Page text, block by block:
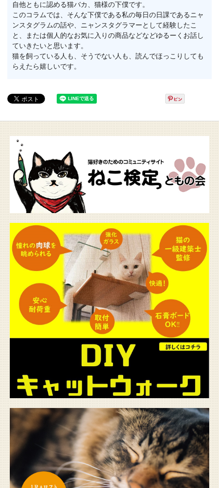
自他ともに認める猫バカ、猫様の下僕です。
このコラムでは、そんな下僕である私の毎日の日課であるニャ
ンスタグラムの話や、ニャンスタグラマーとして経験したこ
と、または個人的なお気に入りの商品などなどゆるーくお話し
ていきたいと思います。
猫を飼っている人も、そうでない人も、読んでほっこりしても
らえたら嬉しいです。